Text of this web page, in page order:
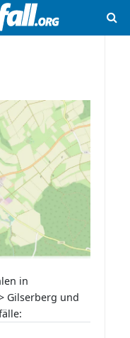
in
Gilserberg und